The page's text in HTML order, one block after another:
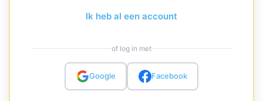
Ik heb al een account
of log in met
Google Facebook